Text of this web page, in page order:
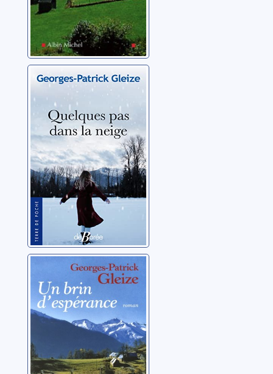
Quelques pas
dans la neige
Gleize, Georges-Patrick
Un brin
d'espérance
Gleize, Georges-Patrick